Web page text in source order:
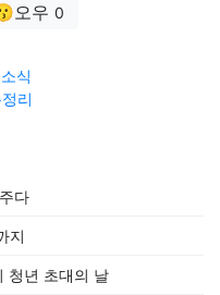
오우 0
식
리
다
지
청년 초대의 날